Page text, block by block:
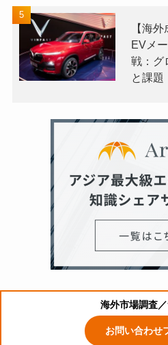
【海
EVメ
戦：グ
と課題
海外市場調査
お問い合わせ
海外市場調査
海外市場の最新トレンド